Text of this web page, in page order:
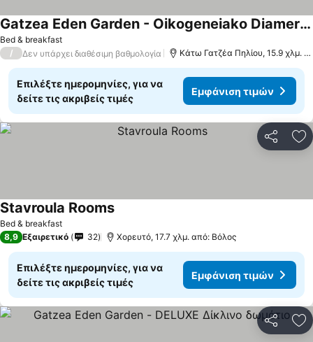
Bed & breakfast
Gatzea Eden Garden - Oikogeneiako Diamerisma
/ Δεν υπάρχει διαθέσιμη βαθμολογία Κάτω Γατζέα Πηλίου, 15.9 χλμ. από: Βόλος
Επιλέξτε ημερομηνίες, για να
δείτε τις ακριβείς τιμές
Εμφάνιση τιμών
Bed & breakfast
Stavroula Rooms
8,9 Εξαιρετικό 32 Χορευτό, 17.7 χλμ. από: Βόλος
Επιλέξτε ημερομηνίες, για να
δείτε τις ακριβείς τιμές
Εμφάνιση τιμών